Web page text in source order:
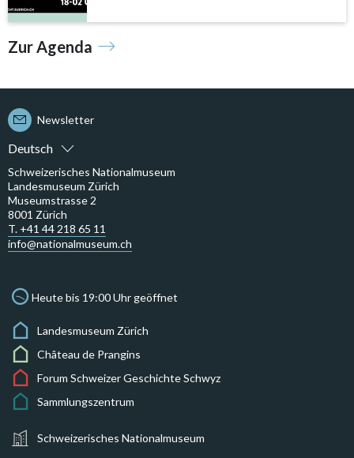
Zur Agenda
Deutsch
Newsletter
Schweizerisches Nationalmuseum
Landesmuseum Zürich
Museumstrasse 2
8001 Zürich
T. +41 44 218 65 11
info@nationalmuseum.ch
Heute bis 19:00 Uhr geöffnet
Landesmuseum Zürich
Château de Prangins
Forum Schweizer Geschichte Schwyz
Sammlungszentrum
Schweizerisches Nationalmuseum